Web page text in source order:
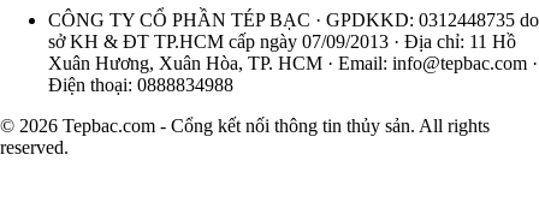
CÔNG TY CỔ PHẦN TÉP BẠC · GPDKKD: 0312448735 do
sở KH & ĐT TP.HCM cấp ngày 07/09/2013 · Địa chỉ: 11 Hồ
Xuân Hương, Xuân Hòa, TP. HCM · Email: info@tepbac.com ·
Điện thoại: 0888834988
© 2026 Tepbac.com - Cổng kết nối thông tin thủy sản. All rights
reserved.